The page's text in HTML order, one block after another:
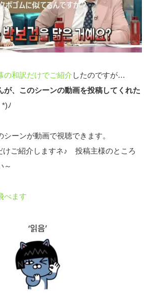
の和訳だけでご紹介 したのですが…
が、このシーンの動画を投稿してくれた
ﾉ
シーンが動画で視聴できます。
けご紹介しますネ♪ 投稿主様のところ
～
べます